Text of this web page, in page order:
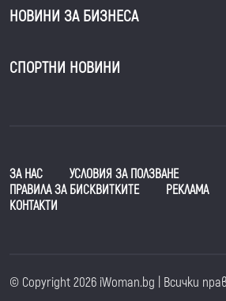
НОВИНИ ЗА БИЗНЕСА
СПОРТНИ НОВИНИ
ЗА НАС
УСЛОВИЯ ЗА ПОЛЗВАНЕ
ПРАВИЛА ЗА БИСКВИТКИТЕ
РЕКЛАМА
КОНТАКТИ
© Copyright 2026 iWoman.bg | Всички